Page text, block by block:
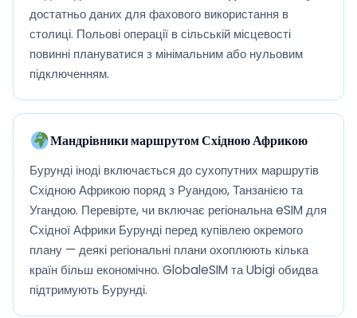
достатньо даних для фахового використання в
столиці. Польові операції в сільській місцевості
повинні плануватися з мінімальним або нульовим
підключенням.
Мандрівники маршрутом Східною Африкою
Бурунді іноді включається до сухопутних маршрутів
Східною Африкою поряд з Руандою, Танзанією та
Угандою. Перевірте, чи включає регіональна eSIM для
Східної Африки Бурунді перед купівлею окремого
плану — деякі регіональні плани охоплюють кілька
країн більш економічно. GlobaleSIM та Ubigi обидва
підтримують Бурунді.